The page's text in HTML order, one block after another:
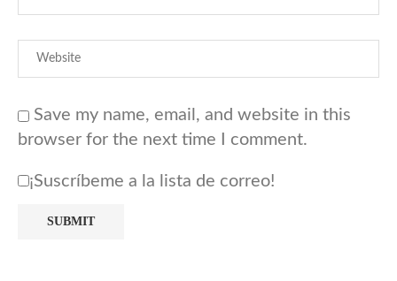
Save my name, email, and website in this
browser for the next time I comment.
¡Suscríbeme a la lista de correo!